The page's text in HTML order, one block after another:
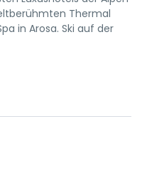
Thermal
in Arosa. Ski auf der